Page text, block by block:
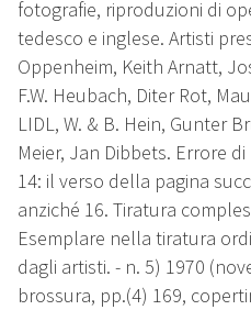
fotografie, riproduzioni di
tedesco e inglese. Artisti
Oppenheim, Keith Arnatt,
F.W. Heubach, Diter Rot,
LIDL, W. & B. Hein, Gunter
Meier, Jan Dibbets. Errore
14: il verso della pagina
anziché 16. Tiratura
Esemplare nella tiratura
dagli artisti. - n. 5) 1970
brossura, pp.(4) 169,